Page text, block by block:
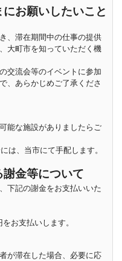
お願いしたいこと
滞在期間中の仕事の提供
大町市を知っていただく機
交流会等のイベントに参加
、あらかじめご了承くださ
な施設がありましたらご
、当市にて手配します。
謝金等について
下記の謝金をお支払いいた
お支払いします。
滞在した場合、必要に応